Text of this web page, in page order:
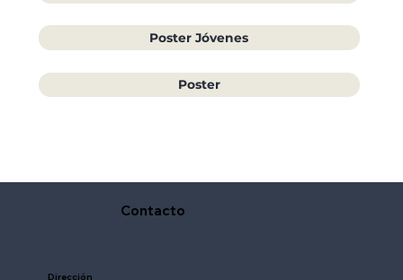
Poster
Poster Jóvenes
Dirección
Contacto